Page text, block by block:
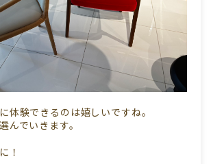
体験できるのは嬉しいですね。
んでいきます。
！